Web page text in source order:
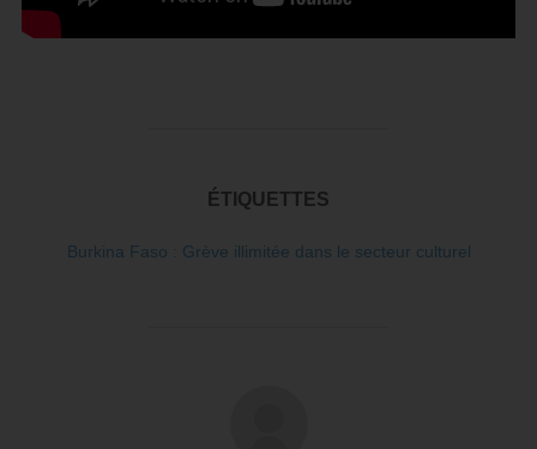
ÉTIQUETTES
Burkina Faso : Grève illimitée dans le secteur culturel